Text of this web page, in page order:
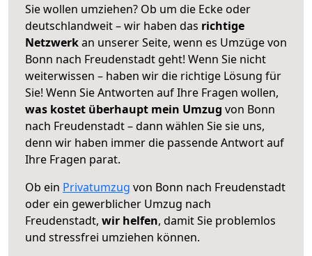
Sie wollen umziehen? Ob um die Ecke oder
deutschlandweit – wir haben das richtige
Netzwerkan unserer Seite, wenn es Umzüge von
Bonn nach Freudenstadt geht! Wenn Sie nicht
weiterwissen – haben wir die richtige Lösung für
Sie! Wenn Sie Antworten auf Ihre Fragen wollen,
was kostet überhaupt mein Umzug von Bonn
nach Freudenstadt – dann wählen Sie sie uns,
denn wir haben immer die passende Antwort auf
Ihre Fragen parat.
Ob ein Privatumzug von Bonn nach Freudenstadt
oder ein gewerblicher Umzug nach
Freudenstadt, wir helfen, damit Sie problemlos
und stressfrei umziehen können.